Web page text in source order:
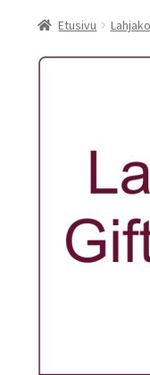
Etusivu